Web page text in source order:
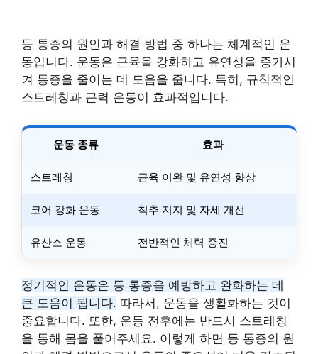
등 통증의 원인과 해결 방법 중 하나는 체계적인 운
동입니다. 운동은 근육을 강화하고 유연성을 증가시
켜 통증을 줄이는 데 도움을 줍니다. 특히, 규칙적인
스트레칭과 근력 운동이 효과적입니다.
운동 종류 효과
스트레칭 근육 이완 및 유연성 향상
코어 강화 운동 척추 지지 및 자세 개선
유산소 운동 전반적인 체력 증진
정기적인 운동은 등 통증을 예방하고 완화하는 데
큰 도움이 됩니다. 따라서, 운동을 생활화하는 것이
중요합니다. 또한, 운동 전후에는 반드시 스트레칭
을 통해 몸을 풀어주세요. 이렇게 하면 등 통증의 원